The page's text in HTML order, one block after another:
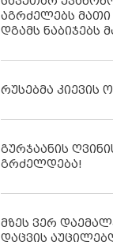
აგრძელებს
დგამს ნაბიჯებს
რუსებმა კიევის
გურჯაანის
გრძელდება!
მზეს ვერ
დაცვის